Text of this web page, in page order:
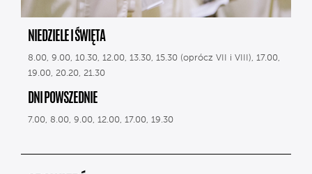
NIEDZIELE I ŚWIĘTA
8.00, 9.00, 10.30, 12.00, 13.30, 15.30 (oprócz VII i VIII), 17.00,
19.00, 20.20, 21.30
DNI POWSZEDNIE
7.00, 8.00, 9.00, 12.00, 17.00, 19.30